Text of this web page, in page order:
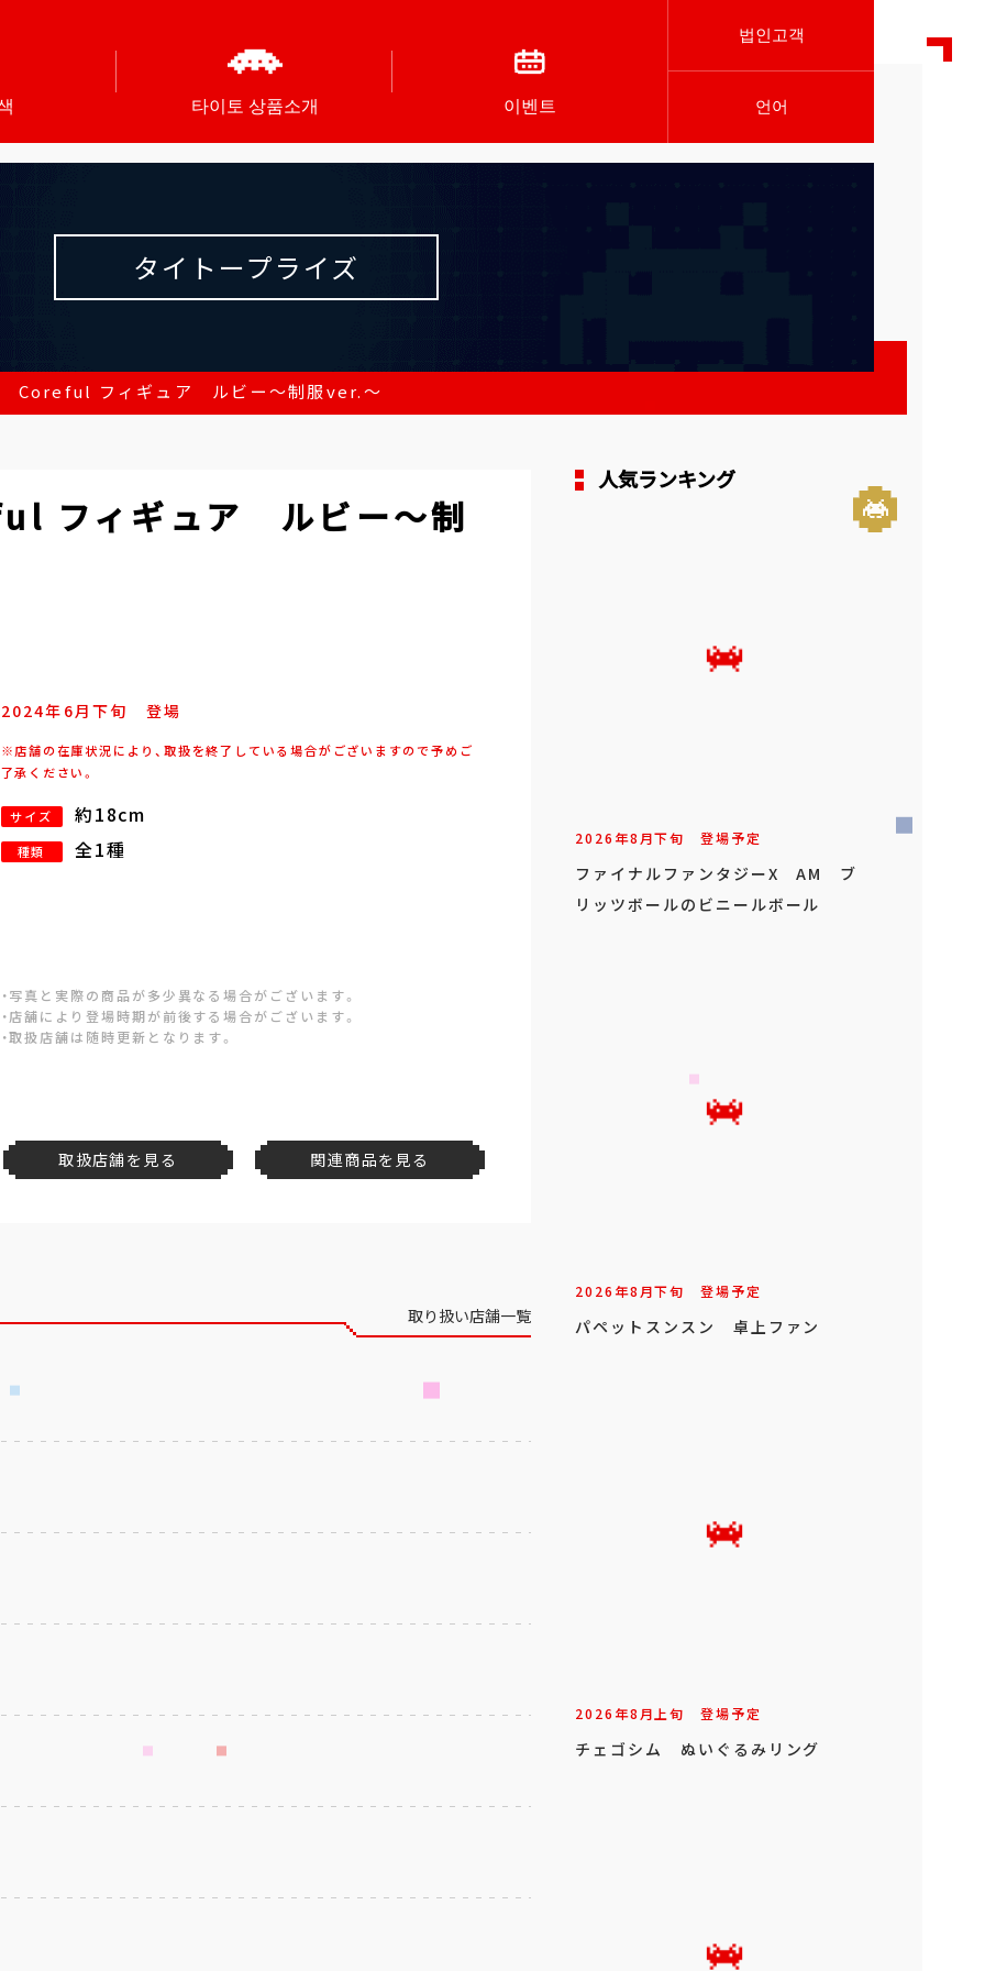
타이토 상품소개 이벤트
법인고객
언어
タイトープライズ
Coreful フィギュア ルビー～制服ver.～
フィギュア ルビー～制
2024年 6月下旬 登場
※店舗の在庫状況により、取扱を終了している場合がございますので予めご
了承ください。
サイズ 約18cm
種類 全1種
・写真と実際の商品が多少異なる場合がございます。
・店舗により登場時期が前後する場合がございます。
・取扱店舗は随時更新となります。
取扱店舗を見る 関連商品を見る
取り扱い店舗一覧
人気ランキング
2026年8月下旬 登場予定
ファイナルファンタジーX AM ブ
リッツボールのビニールボール
2026年8月下旬 登場予定
パペットスンスン 卓上ファン
2026年8月上旬 登場予定
チェゴシム ぬいぐるみリング